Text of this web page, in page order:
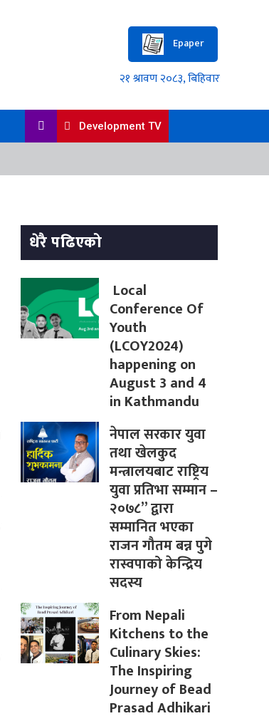
Epaper
Development TV
धेरै पढिएको
Local
Conference Of
Youth
(LCOY2024)
happening on
August 3 and 4
in Kathmandu
नेपाल सरकार युवा
तथा खेलकुद
मन्त्रालयबाट राष्ट्रिय
युवा प्रतिभा सम्मान –
२०७८” द्वारा
सम्मानित भएका
राजन गौतम बन्न पुगे
रास्वपाको केन्द्रिय
सदस्य
From Nepali
Kitchens to the
Culinary Skies:
The Inspiring
Journey of Bead
Prasad Adhikari